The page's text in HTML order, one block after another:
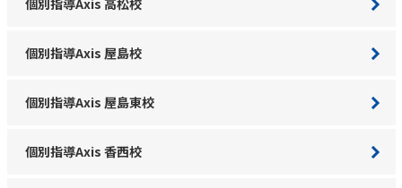
個別指導Axis 高松校
個別指導Axis 屋島校
個別指導Axis 屋島東校
個別指導Axis 香西校